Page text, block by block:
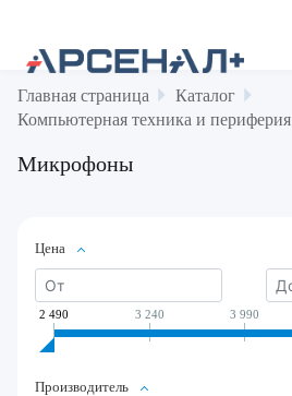
Главная страница
Каталог
Компьютерная техника и периферия
Микрофоны
Цена
2 490 3 240 3 990
Производитель